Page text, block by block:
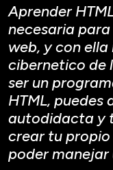
Aprender
necesaria
web, y con
cibernetico de
ser un
HTML, puedes
autodidacta y
crear tu propio
poder manejar